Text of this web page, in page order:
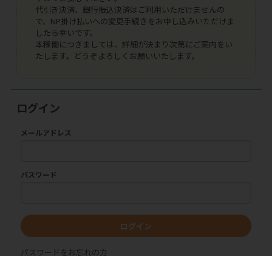
代引き決済、銀行振込決済はご利用いただけませんの
で、NP掛け払いへの変更手続きをお申し込みいただけま
したら幸いです。
本稼働につきましては、詳細が決まり次第にご案内をい
たします。どうぞよろしくお願いいたします。
ログイン
メールアドレス
パスワード
ログイン
パスワードをお忘れの方